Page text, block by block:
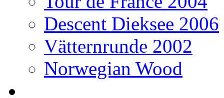
Descent Dieksee 2006
Vätternrunde 2002
Norwegian Wood